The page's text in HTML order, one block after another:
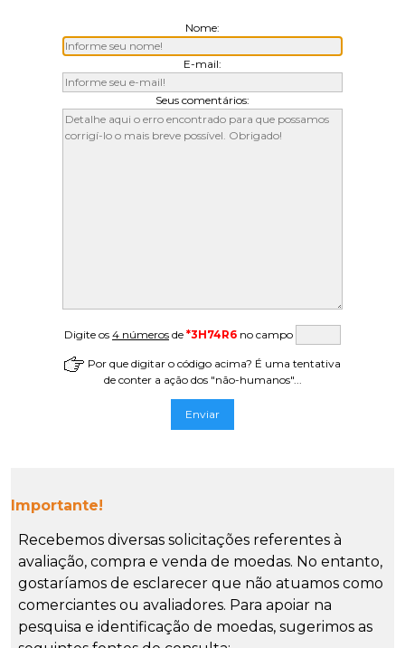
Nome:
E-mail:
Seus comentários:
Digite os 4 números de *3H74R6 no campo
Por que digitar o código acima? É uma tentativa
de conter a ação dos "não-humanos"...
Importante!
Recebemos diversas solicitações referentes à
avaliação, compra e venda de moedas. No entanto,
gostaríamos de esclarecer que não atuamos como
comerciantes ou avaliadores. Para apoiar na
pesquisa e identificação de moedas, sugerimos as